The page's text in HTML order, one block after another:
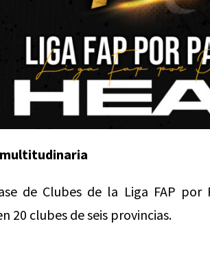
de Clubes de la Liga FAP por
20 clubes de seis provincias.